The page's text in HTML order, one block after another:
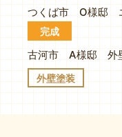
完成
外壁塗装